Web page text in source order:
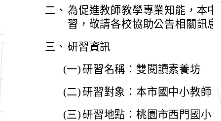
二、 為促進教師教學專業知能，本
習，敬請各校協助公告相關訊息
三、 研習資訊
(一)研習名稱：雙閱讀素養坊
(二)研習對象：本市國中小教師
(三)研習地點：桃園市西門國小